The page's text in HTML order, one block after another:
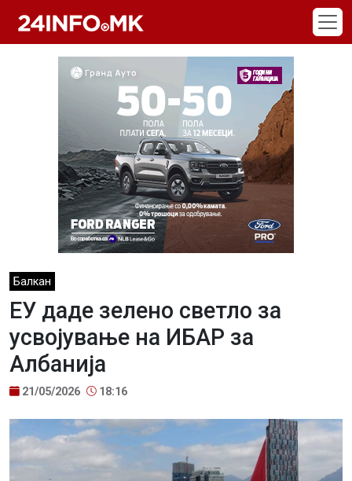
Балкан
ЕУ даде зелено светло за
усвојување на ИБАР за
Албанија
21/05/2026 18:16